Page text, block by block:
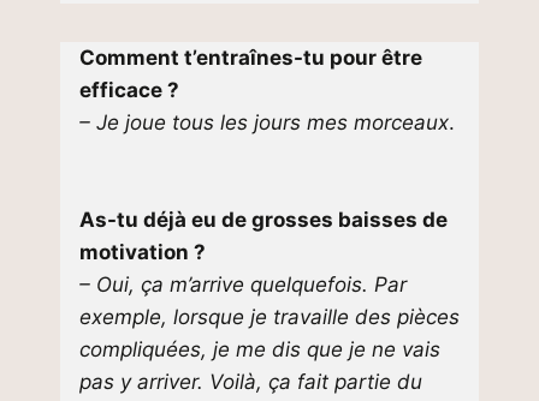
Comment t’entraînes-tu pour être
efficace ?
– Je joue tous les jours mes morceaux.
As-tu déjà eu de grosses baisses de
motivation ?
– Oui, ça m’arrive quelquefois. Par
exemple, lorsque je travaille des pièces
compliquées, je me dis que je ne vais
pas y arriver. Voilà, ça fait partie du